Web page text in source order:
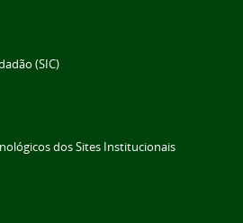
(SIC)
dos Sites Institucionais